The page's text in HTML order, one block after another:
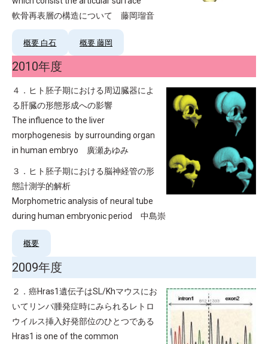
軟骨再表層の構造について 藤岡瑠音
概要 白石 概要 藤岡
2010年度
４．ヒト胚子期における周辺臓器によ
る肝臓の形態形成への影響
The influence to the liver
morphogenesis by surrounding organ
in human embryo 廣瀬あゆみ
３．ヒト胚子期における脳神経管の形
態計測学的解析
Morphometric analysis of neural tube
during human embryonic period 中島崇
概要
2009年度
２．癌Hras1遺伝子はSL/Khマウスにお
いてリンパ腫発症時にみられるレトロ
ウイルス挿入好発部位のひとつである
Hras1 is one of the common